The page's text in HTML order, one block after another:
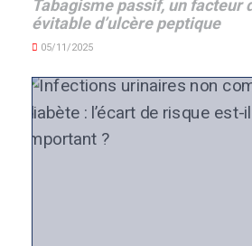
Tabagisme passif, un facteur
évitable d’ulcère peptique
05/11/2025